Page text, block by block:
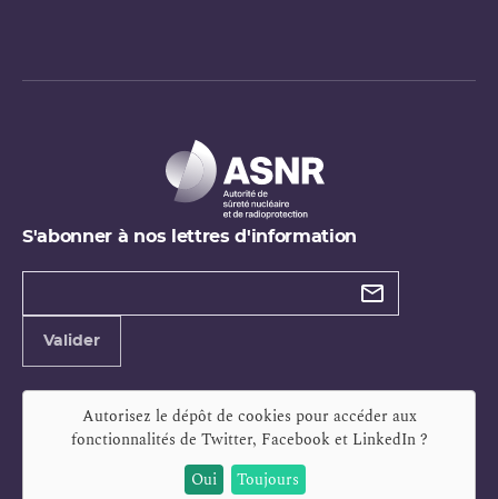
S'abonner à nos lettres d'information
Types de
Valider
Autorisez le dépôt de cookies pour accéder aux
fonctionnalités de Twitter, Facebook et LinkedIn?
Oui
Toujours